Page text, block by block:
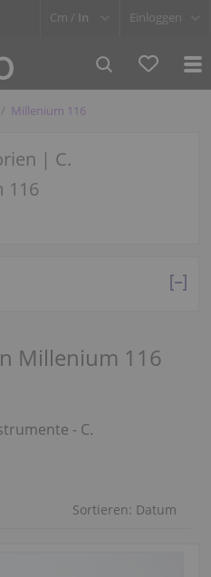
Cm / In Einloggen
Millenium 116
| C.
116
Millenium 116
- C.
Sortieren: Datum